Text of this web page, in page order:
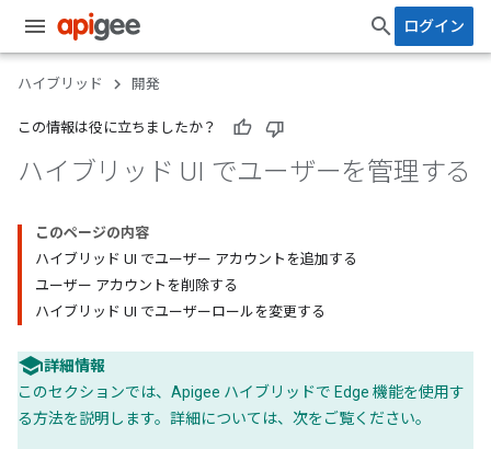
ログイン
ハイブリッド 開発
この情報は役に立ちましたか？
ハイブリッド UI でユーザーを管理する
このページの内容
ハイブリッド UI でユーザー アカウントを追加する
ユーザー アカウントを削除する
ハイブリッド UI でユーザーロールを変更する
詳細情報
このセクションでは、Apigee ハイブリッドで Edge 機能を使用す
る方法を説明します。詳細については、次をご覧ください。